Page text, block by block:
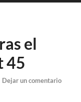
el
45
Dejar un comentario